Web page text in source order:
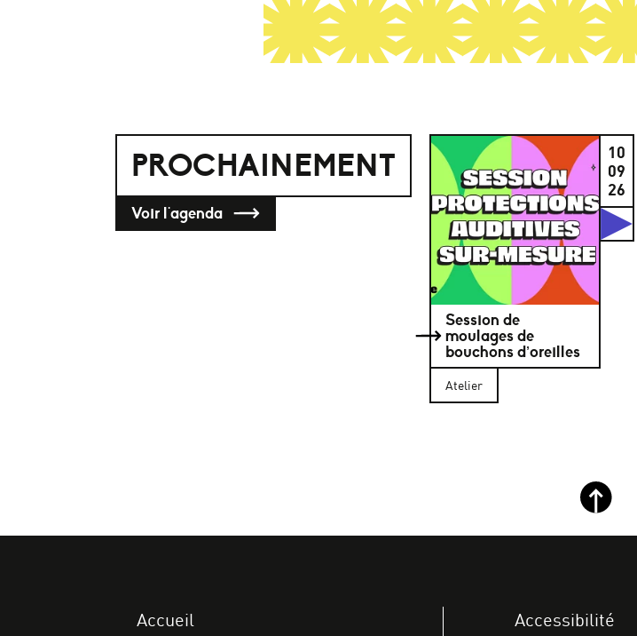
PROCHAINEMENT
Voir l'agenda
Session de
moulages de
bouchons d’oreilles
10
09
26
Atelier
Retour
Accueil Accessibilité